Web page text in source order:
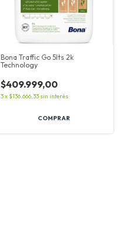
Bona Traffic Go 5lts 2k
Technology
$409.999,00
3x$136.666,33 sin interés
COMPRAR